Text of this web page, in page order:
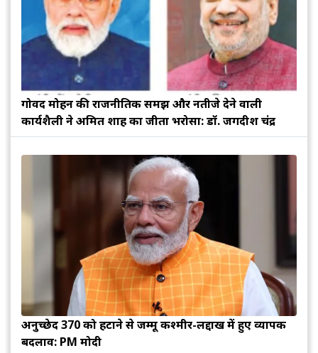
गोविंद मोहन की राजनीतिक समझ और नतीजे देने वाली
कार्यशैली ने अमित शाह का जीता भरोसा: डॉ. जगदीश चंद्र
अनुच्छेद 370 को हटाने से जम्मू कश्मीर-लद्दाख में हुए व्यापक
बदलाव: PM मोदी